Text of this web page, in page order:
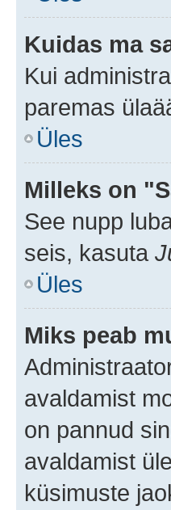
Kuidas ma
Kui
paremas
Üles
Milleks on
See nupp
seis, kasuta
Üles
Miks peab
avaldamist
on pannud
avaldamist
küsimuste